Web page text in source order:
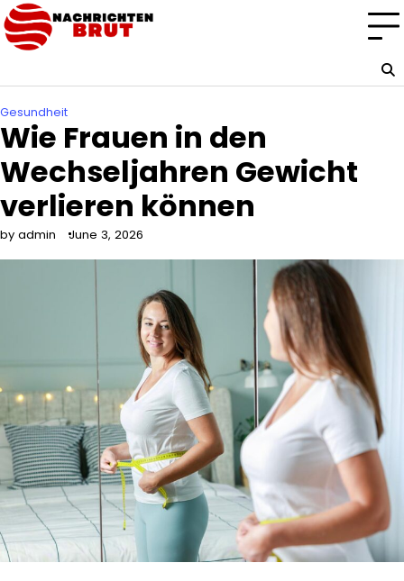
Skip
to
content
Gesundheit
Wie Frauen in den
Wechseljahren Gewicht
verlieren können
by admin June 3, 2026